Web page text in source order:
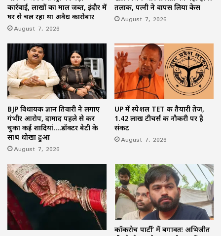
कार्रवाई, लाखों का माल जब्त, इंदौर में
घर से चल रहा था अवैध कारोबार
August 7, 2026
तलाक, पत्नी ने वापस लिया केस
August 7, 2026
BJP विधायक ज्ञान तिवारी ने लगाए
गंभीर आरोप, दामाद पहले से कर
चुका कई शादियां….डॉक्टर बेटी के
साथ धोखा हुआ
August 7, 2026
UP में स्पेशल TET की तैयारी तेज,
1.42 लाख टीचर्स की नौकरी पर है
संकट
August 7, 2026
कॉकरोच पार्टी’ में बगावतः अभिजीत